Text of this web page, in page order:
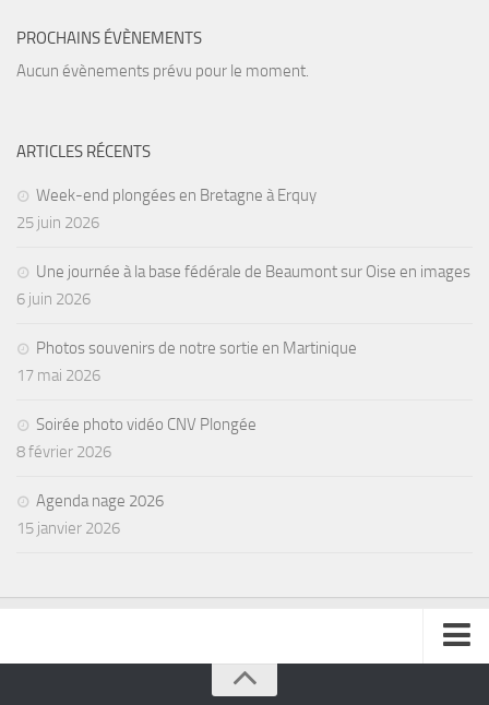
PROCHAINS ÉVÈNEMENTS
Aucun évènements prévu pour le moment.
ARTICLES RÉCENTS
Week-end plongées en Bretagne à Erquy
25 juin 2026
Une journée à la base fédérale de Beaumont sur Oise en images
6 juin 2026
Photos souvenirs de notre sortie en Martinique
17 mai 2026
Soirée photo vidéo CNV Plongée
8 février 2026
Agenda nage 2026
15 janvier 2026